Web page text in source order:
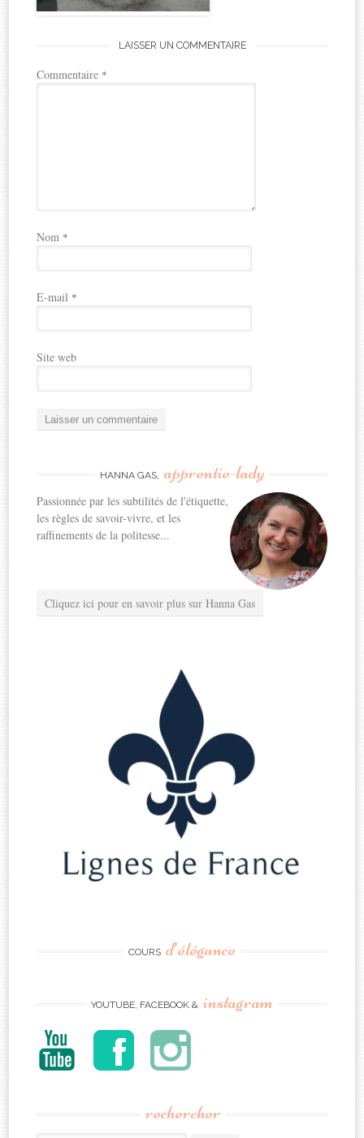
LAISSER UN COMMENTAIRE
Commentaire *
Nom *
E-mail *
Site web
HANNA GAS, apprentie-lady
Passionnée par les subtilités de l'étiquette,
les règles de savoir-vivre, et les
raffinements de la politesse...
Cliquez ici pour en savoir plus sur Hanna Gas
COURS d’élégance
YOUTUBE, FACEBOOK & instagram
rechercher